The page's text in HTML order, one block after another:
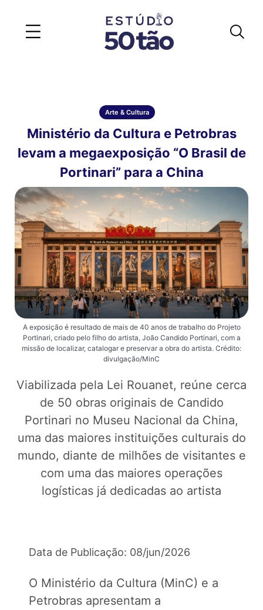
Arte & Cultura
Ministério da Cultura e Petrobras
levam a megaexposição “O Brasil de
Portinari” para a China
A exposição é resultado de mais de 40 anos de trabalho do Projeto
Portinari, criado pelo filho do artista, João Candido Portinari, com a
missão de localizar, catalogar e preservar a obra do artista. Crédito:
divulgação/MinC
Viabilizada pela Lei Rouanet, reúne cerca
de 50 obras originais de Candido
Portinari no Museu Nacional da China,
uma das maiores instituições culturais do
mundo, diante de milhões de visitantes e
com uma das maiores operações
logísticas já dedicadas ao artista
Data de Publicação: 08/jun/2026
O Ministério da Cultura (MinC) e a
Petrobras apresentam a